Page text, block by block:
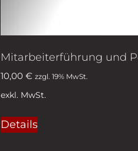
Mitarbeiterführung und
10,00 € zzgl. 19% MwSt.
exkl. MwSt.
Details